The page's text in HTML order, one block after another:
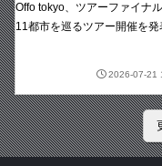
Offo tokyo、ツアーファイナ
11都市を巡るツアー開催を発
2026-07-21